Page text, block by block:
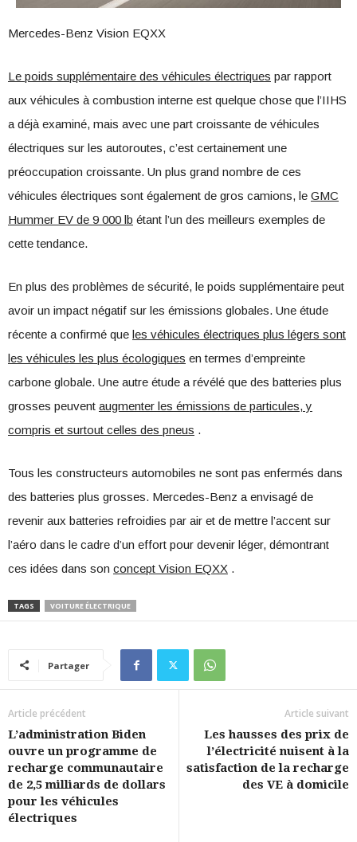
Mercedes-Benz Vision EQXX
Le poids supplémentaire des véhicules électriques par rapport
aux véhicules à combustion interne est quelque chose que l’IIHS
a déjà examiné, mais avec une part croissante de véhicules
électriques sur les autoroutes, c’est certainement une
préoccupation croissante. Un plus grand nombre de ces
véhicules électriques sont également de gros camions, le GMC
Hummer EV de 9 000 lb étant l’un des meilleurs exemples de
cette tendance.
En plus des problèmes de sécurité, le poids supplémentaire peut
avoir un impact négatif sur les émissions globales. Une étude
récente a confirmé que les véhicules électriques plus légers sont
les véhicules les plus écologiques en termes d’empreinte
carbone globale. Une autre étude a révélé que des batteries plus
grosses peuvent augmenter les émissions de particules, y
compris et surtout celles des pneus .
Tous les constructeurs automobiles ne sont pas enfermés dans
des batteries plus grosses. Mercedes-Benz a envisagé de
revenir aux batteries refroidies par air et de mettre l’accent sur
l’aéro dans le cadre d’un effort pour devenir léger, démontrant
ces idées dans son concept Vision EQXX .
TAGS VOITURE ÉLECTRIQUE
Partager
Article précédent
L’administration Biden
ouvre un programme de
recharge communautaire
de 2,5 milliards de dollars
pour les véhicules
électriques
Article suivant
Les hausses des prix de
l’électricité nuisent à la
satisfaction de la recharge
des VE à domicile